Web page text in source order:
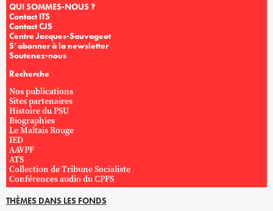
QUI SOMMES-NOUS ?
Contact ITS
Contact CJS
Centre Jacques-Sauvageot
S’abonner à la newsletter
Soutenez-nous
Recherche
Nos publications
Sites partenaires
Histoire du PSU
Biographies
Le Maltais Rouge
IED
AAVPF
ATS
Collection de Tribune Socialiste
Conférences audio du CPFS
THÈMES DANS LES FONDS